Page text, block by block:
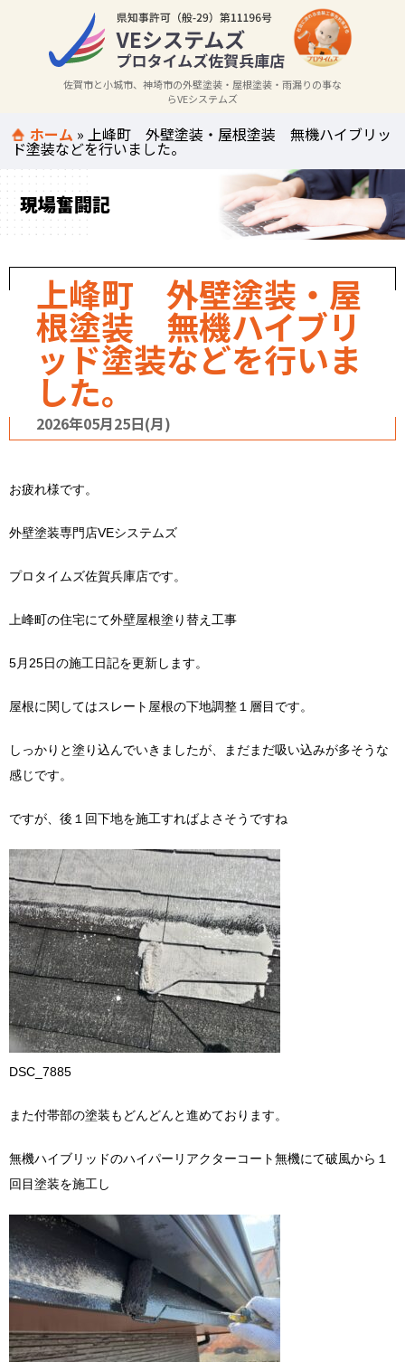
佐賀市と小城市、神埼市の外壁塗装・屋根塗装・雨漏りの事な
らVEシステムズ
ホーム »上峰町 外壁塗装・屋根塗装 無機ハイブリッ
ド塗装などを行いました。
現場奮闘記
上峰町 外壁塗装・屋
根塗装 無機ハイブリ
ッド塗装などを行いま
した。
2026年05月25日(月)
お疲れ様です。
外壁塗装専門店VEシステムズ
プロタイムズ佐賀兵庫店です。
上峰町の住宅にて外壁屋根塗り替え工事
5月25日の施工日記を更新します。
屋根に関してはスレート屋根の下地調整１層目です。
しっかりと塗り込んでいきましたが、まだまだ吸い込みが多そうな
感じです。
ですが、後１回下地を施工すればよさそうですね
DSC_7885
また付帯部の塗装もどんどんと進めております。
無機ハイブリッドのハイパーリアクターコート無機にて破風から１
回目塗装を施工し